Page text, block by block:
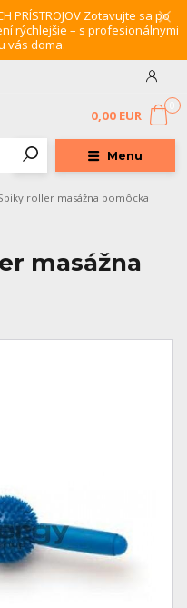
PRÍSTROJOV Zotavujte sa po
rýchlejšie – s profesionálnymi
vás doma.
Menu
0,00 EUR
Spiky roller masážna pomôcka
masážna